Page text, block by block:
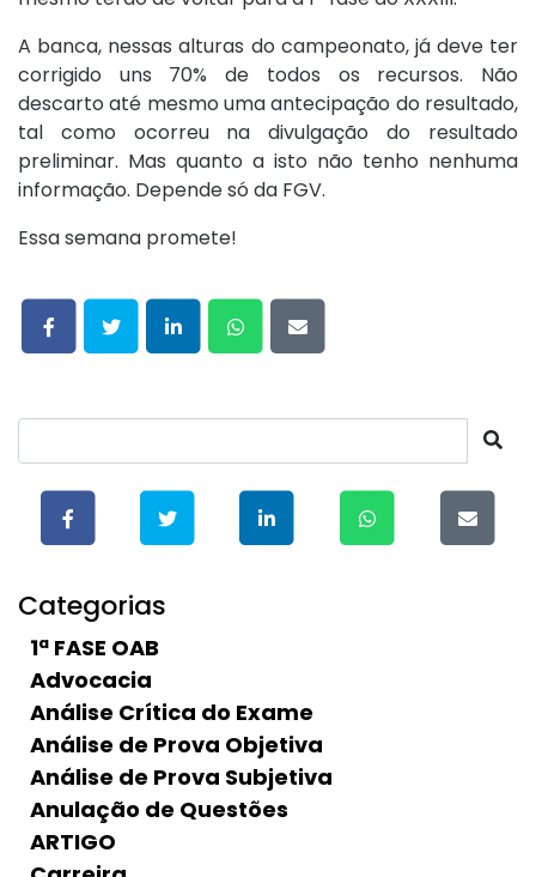
A banca, nessas alturas do campeonato, já deve ter
corrigido uns 70% de todos os recursos. Não
descarto até mesmo uma antecipação do resultado,
tal como ocorreu na divulgação do resultado
preliminar. Mas quanto a isto não tenho nenhuma
informação. Depende só da FGV.
Essa semana promete!
Categorias
1ª FASE OAB
Advocacia
Análise Crítica do Exame
Análise de Prova Objetiva
Análise de Prova Subjetiva
Anulação de Questões
ARTIGO